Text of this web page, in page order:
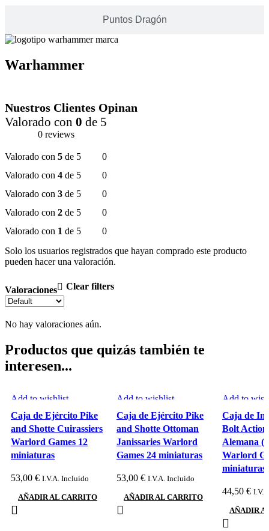
Puntos Dragón
Warhammer
Nuestros Clientes Opinan
Valorado con 0 de 5
0 reviews
Valorado con 5 de 5
0
Valorado con 4 de 5
0
Valorado con 3 de 5
0
Valorado con 2 de 5
0
Valorado con 1 de 5 0
Valoraciones Clear filters
No hay valoraciones aún.
Solo los usuarios registrados que hayan comprado este producto
pueden hacer una valoración.
Productos que quizás también te
interesen...
Add to wishlist
Caja de Ejército Pike
and Shotte Cuirassiers
Warlord Games 12
miniaturas
53,00 € I.V.A. Incluido
AÑADIR AL CARRITO
Add to wishlist
Caja de Ejército Pike
and Shotte Ottoman
Janissaries Warlord
Games 24 miniaturas
53,00 € I.V.A. Incluido
AÑADIR AL CARRITO
Add to
Caja de
Bolt
Alemana
Warlord
miniaturas
44,50 €
AÑADIR